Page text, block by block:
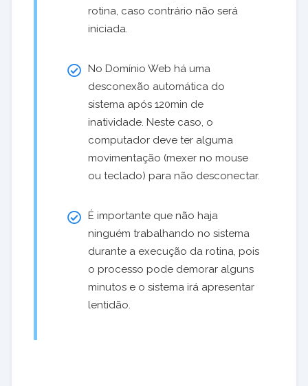
rotina, caso contrário não será
iniciada.
No Domínio Web há uma
desconexão automática do
sistema após 120min de
inatividade. Neste caso, o
computador deve ter alguma
movimentação (mexer no mouse
ou teclado) para não desconectar.
É importante que não haja
ninguém trabalhando no sistema
durante a execução da rotina, pois
o processo pode demorar alguns
minutos e o sistema irá apresentar
lentidão.